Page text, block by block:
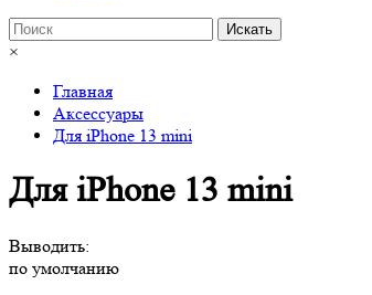
×
Главная
Аксессуары
Для iPhone 13 mini
Для iPhone 13 mini
Выводить:
по умолчанию